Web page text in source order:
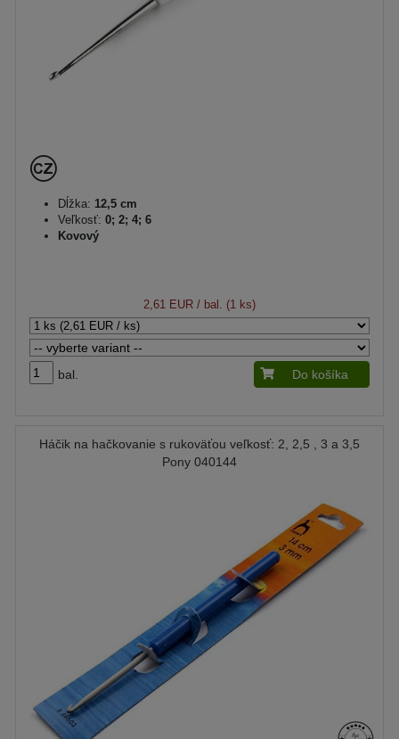
Dĺžka: 12,5 cm
Veľkosť: 0; 2; 4; 6
Kovový
2,61 EUR / bal. (1 ks)
bal. Do košíka
Háčik na hačkovanie s rukoväťou veľkosť: 2, 2,5 , 3 a 3,5
Pony 040144